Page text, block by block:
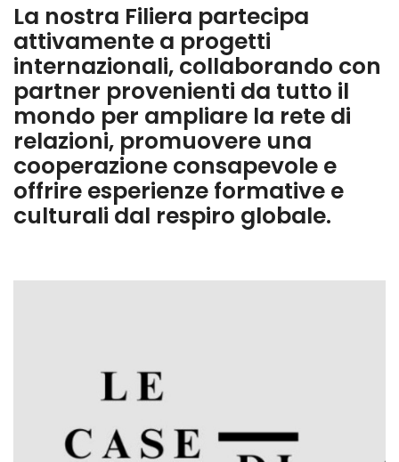
La nostra Filiera partecipa
attivamente a progetti
internazionali, collaborando con
partner provenienti da tutto il
mondo per ampliare la rete di
relazioni, promuovere una
cooperazione consapevole e
offrire esperienze formative e
culturali dal respiro globale.